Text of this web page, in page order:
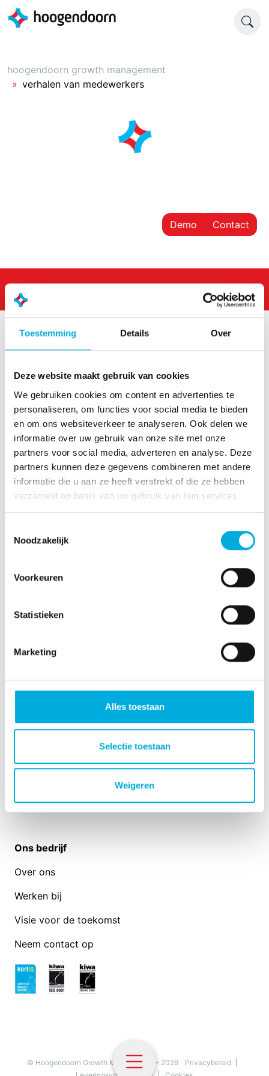
Toestemming Details Over
Deze website maakt gebruik van cookies
We gebruiken cookies om content en advertenties te
personaliseren, om functies voor social media te bieden
en om ons websiteverkeer te analyseren. Ook delen we
informatie over uw gebruik van onze site met onze
partners voor social media, adverteren en analyse. Deze
partners kunnen deze gegevens combineren met andere
informatie die u aan ze heeft verstrekt of die ze hebben
verzameld op basis van uw gebruik van hun services.
Noodzakelijk
Voorkeuren
Statistieken
Marketing
Alles toestaan
Selectie toestaan
Weigeren
hoogendoorn growth management
verhalen van medewerkers
Demo Contact
Westlandseweg 190
3131 HX Vlaardingen
info@hoogendoorn.com
+31 (0)10 - 460 80 80
IIVO
Work-IT
Hoogendoorn Online
Duurzaamheid
Ons bedrijf
Over ons
Werken bij
Visie voor de toekomst
Neem contact op
© Hoogendoorn Growth Management - 2026
Privacybeleid